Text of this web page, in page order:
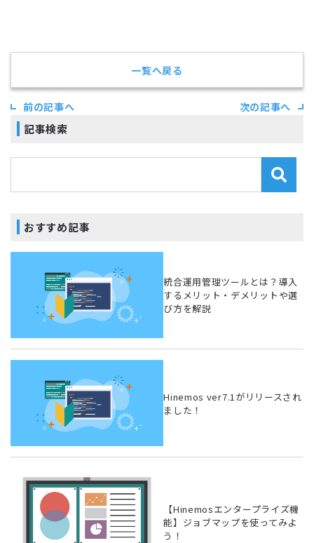
前の記事へ
一覧へ戻る
次の記事へ
記事検索
おすすめ記事
統合運用管理ツールとは？導入
するメリット・デメリットや選
び方を解説
Hinemos ver7.1がリリースされ
ました！
【Hinemosエンタープライズ機
能】ジョブマップを使ってみよ
う！